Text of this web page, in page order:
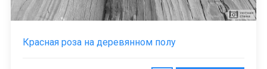
Красная роза на деревянном полу